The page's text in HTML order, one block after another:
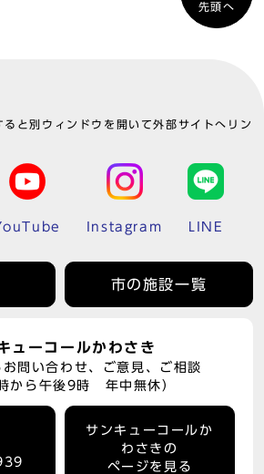
先頭へ
と別ウィンドウを開いて外部サイトへリン
Instagram LINE
市の施設一覧
ューコールかわさき
問い合わせ、ご意見、ご相談
から午後9時 年中無休）
サンキューコールか
わさきの
ページを見る